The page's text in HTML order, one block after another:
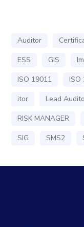
Auditor
ESS
GIS
ISO 19011
ISO
itor
Lead
RISK MANAGER
SIG
SMS2